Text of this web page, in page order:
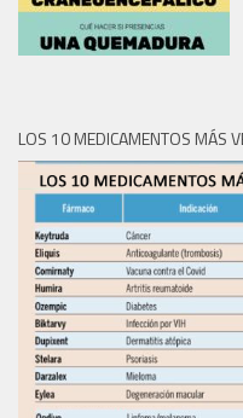
LOS 10 MEDICAMENTOS MÁS